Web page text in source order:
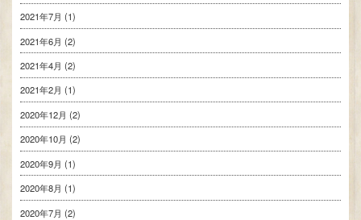
2021年7月 (1)
2021年6月 (2)
2021年4月 (2)
2021年2月 (1)
2020年12月 (2)
2020年10月 (2)
2020年9月 (1)
2020年8月 (1)
2020年7月 (2)